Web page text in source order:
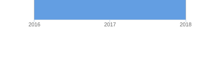
2016 2017 2018